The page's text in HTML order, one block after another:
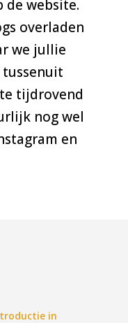
de website.
overladen
we jullie
tijdrovend
nog wel
en
in